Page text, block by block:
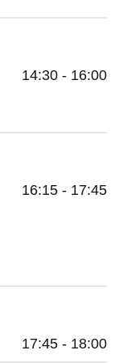
14:30 - 16:00
16:15 - 17:45
17:45 - 18:00